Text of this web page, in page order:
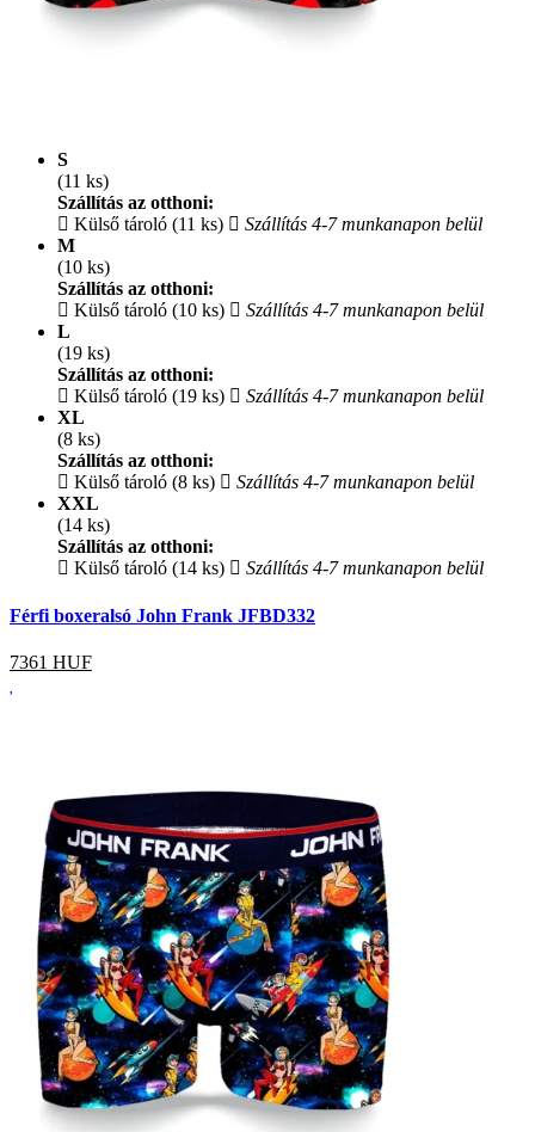
S
(11 ks)
Szállítás az otthoni:
Külső tároló (11 ks)
Szállítás 4-7 munkanapon belül
M
(10 ks)
Szállítás az otthoni:
Külső tároló (10 ks)
Szállítás 4-7 munkanapon belül
L
(19 ks)
Szállítás az otthoni:
Külső tároló (19 ks)
Szállítás 4-7 munkanapon belül
XL
(8 ks)
Szállítás az otthoni:
Külső tároló (8 ks)
Szállítás 4-7 munkanapon belül
XXL
(14 ks)
Szállítás az otthoni:
Külső tároló (14 ks)
Szállítás 4-7 munkanapon belül
Férfi boxeralsó John Frank JFBD332
7361 HUF